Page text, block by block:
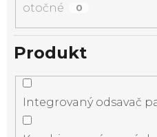
otočné 0
Produkt
Integrovaný odsavač